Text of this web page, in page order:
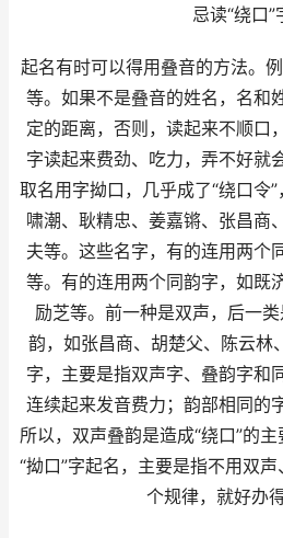
忌读“绕口”
起名有时可以得用叠音的方法。
等。如果不是叠音的姓名，名和
定的距离，否则，读起来不顺口
字读起来费劲、吃力，弄不好就
取名用字拗口，几乎成了“绕口令
啸潮、耿精忠、姜嘉锵、张昌商
夫等。这些名字，有的连用两个
等。有的连用两个同韵字，如既
励芝等。前一种是双声，后一
韵，如张昌商、胡楚父、陈云林
字，主要是指双声字、叠韵字和
连续起来发音费力；韵部相同的
所以，双声叠韵是造成“绕口”的
“拗口”字起名，主要是指不用双
个规律，就好办